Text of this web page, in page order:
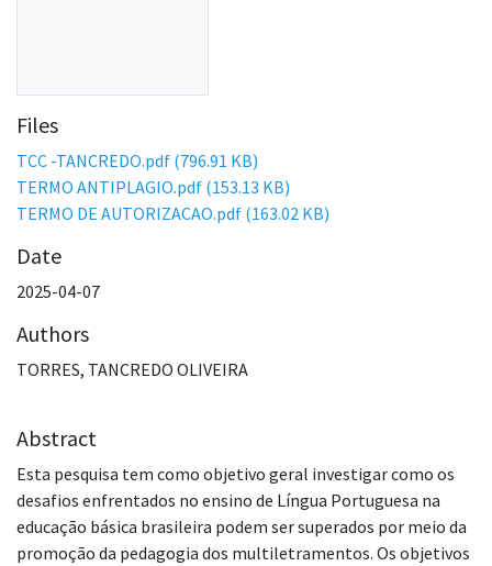
Files
TCC -TANCREDO.pdf (796.91 KB)
TERMO ANTIPLAGIO.pdf (153.13 KB)
TERMO DE AUTORIZACAO.pdf (163.02 KB)
Date
2025-04-07
Authors
TORRES, TANCREDO OLIVEIRA
Abstract
Esta pesquisa tem como objetivo geral investigar como os
desafios enfrentados no ensino de Língua Portuguesa na
educação básica brasileira podem ser superados por meio da
promoção da pedagogia dos multiletramentos. Os objetivos